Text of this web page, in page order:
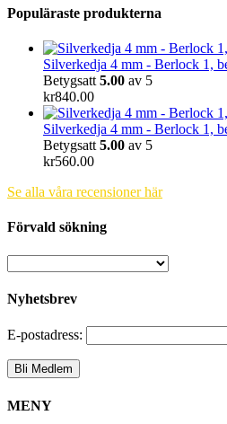
Populäraste produkterna
Silverkedja 4 mm - Berlock 1,
Betygsatt 5.00 av 5
kr840.00
Silverkedja 4 mm - Berlock 1,
Betygsatt 5.00 av 5
kr560.00
Se alla våra recensioner här
Förvald sökning
Nyhetsbrev
E-postadress:
MENY